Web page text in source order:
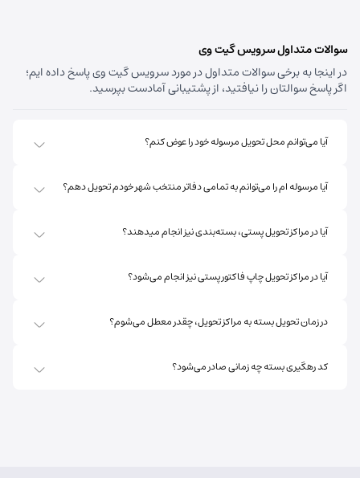
سوالات متداول سرویس گیت وی
در اینجا به برخی سوالات متداول در مورد سرویس گیت وی پاسخ داده ایم؛
اگر پاسخ سوالتان را نیافتید، از پشتیبانی آمادست بپرسید.
آیا می‌توانم محل تحویل مرسوله خود را عوض کنم؟
آیا مرسوله ام را می‌توانم به تمامی دفاتر منتخب شهر خودم تحویل دهم؟
آیا در مراکز تحویل پستی، بسته‌بندی نیز انجام میدهند؟
آیا در مراکز تحویل چاپ فاکتور پستی نیز انجام می‌شود؟
در زمان تحویل بسته به مراکز تحویل، چقدر معطل می‌شوم؟
کد رهگیری بسته چه زمانی صادر می‌شود؟